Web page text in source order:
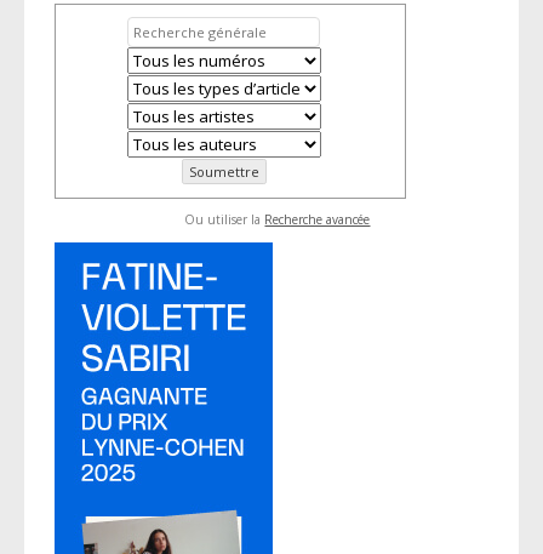
Ou utiliser la Recherche avancée